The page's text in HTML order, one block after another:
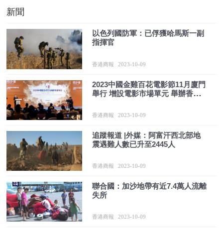
新聞
以色列國防軍：已俘獲哈馬斯一副
指揮官
香港商報 2023-10-09
2023中國金雞百花電影節11月廈門
舉行 增設電影市場單元 舉辦香港
香港商報 2023-10-09
追蹤報道 |外媒：阿富汗西北部地
震遇難人數已升至2445人
香港商報 2023-10-09
聯合國：加沙地帶有近7.4萬人流離
失所
香港商報 2023-10-09